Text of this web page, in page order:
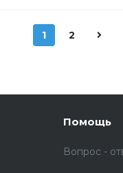
1 2
Помощь
Вопрос -